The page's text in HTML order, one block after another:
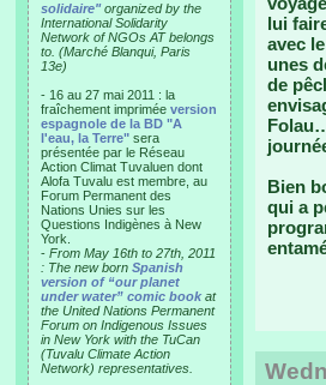
solidaire"organized by the
International Solidarity
Network of NGOs AT belongs
to. (Marché Blanqui, Paris
13e)
- 16 au 27 mai 2011 : la
fraîchement imprimée version
espagnole de la BD "A
l'eau, la Terre" sera
présentée par le Réseau
Action Climat Tuvaluen dont
Alofa Tuvalu est membre, au
Forum Permanent des
Nations Unies sur les
Questions Indigènes à New
York.
- From May 16th to 27th, 2011
: The new born Spanish
version of “our planet
under water” comic book at
the United Nations Permanent
Forum on Indigenous Issues
in New York with the TuCan
(Tuvalu Climate Action
Network) representatives.
lui
avec
unes
de
Bien
qui a